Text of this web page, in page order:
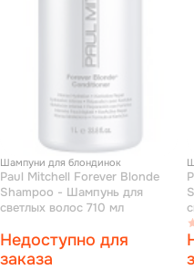
Шампуни для блондинок
Paul Mitchell Forever Blonde
Shampoo - Шампунь для
светлых волос 710 мл
Недоступно для
заказа